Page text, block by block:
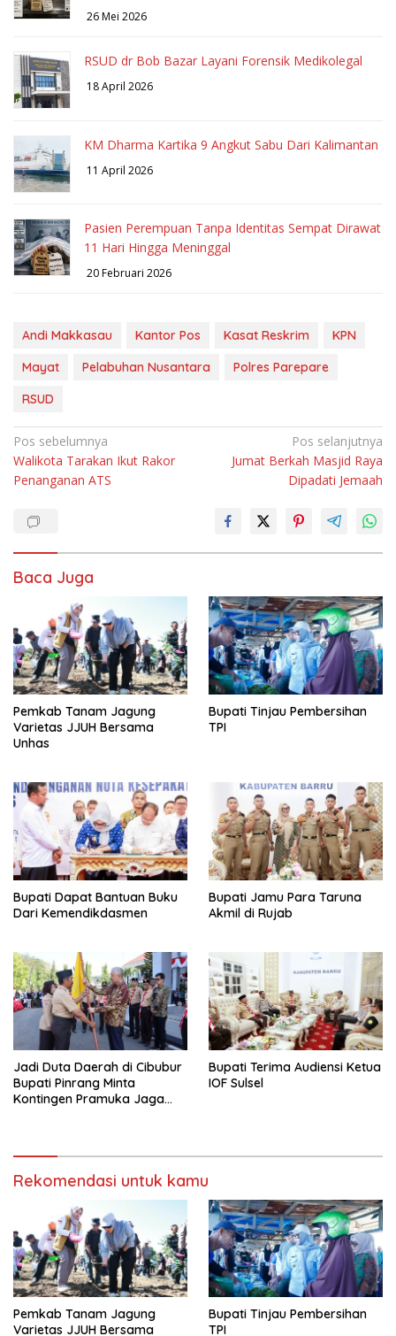
26 Mei 2026
RSUD dr Bob Bazar Layani Forensik Medikolegal
18 April 2026
KM Dharma Kartika 9 Angkut Sabu Dari Kalimantan
11 April 2026
Pasien Perempuan Tanpa Identitas Sempat Dirawat
11 Hari Hingga Meninggal
20 Februari 2026
Andi Makkasau Kantor Pos Kasat Reskrim
KPN
Mayat
Pelabuhan Nusantara
Polres Parepare
RSUD
Navigasi
pos
Pos sebelumnya
Walikota Tarakan Ikut Rakor
Penanganan ATS
Pos selanjutnya
Jumat Berkah Masjid Raya
Dipadati Jemaah
Baca Juga
Pemkab Tanam Jagung
Varietas JJUH Bersama
Unhas
Bupati Tinjau Pembersihan
TPI
Bupati Dapat Bantuan Buku
Dari Kemendikdasmen
Bupati Jamu Para Taruna
Akmil di Rujab
Jadi Duta Daerah di Cibubur
Bupati Pinrang Minta
Kontingen Pramuka Jaga
Bupati Terima Audiensi Ketua
IOF Sulsel
Rekomendasi untuk kamu
Pemkab Tanam Jagung
Varietas JJUH Bersama
Bupati Tinjau Pembersihan
TPI